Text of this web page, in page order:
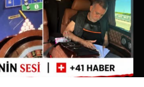
RSI‘nin haberine göre bu
değil, İsviçre genelinde de
Bugüne kadar köpek sahipleri
yükümlüyken, Chiasso
idrarı da kapsayacak şekilde
oldu.